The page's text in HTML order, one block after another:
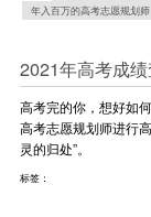
年入百万的高考志愿规划师
2021年高考成
高考完的你，想好如
高考志愿规划师进行
灵的归处”。​
标签：